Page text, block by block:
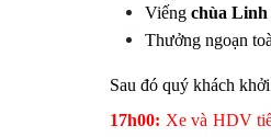
Viếng chùa
Thưởng ngoạn
Sau đó quý khách
17h00: Xe và HDV